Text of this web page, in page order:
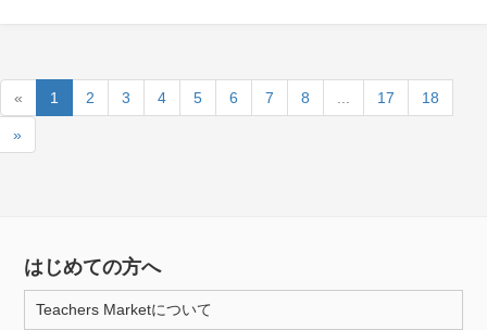
« 1 2 3 4 5 6 7 8 17 18
»
はじめての方へ
Teachers Marketについて